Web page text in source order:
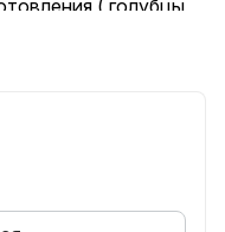
( голубцы,
1 ( ст.м. Институт